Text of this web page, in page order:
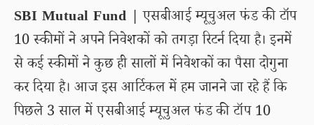
SBI Mutual Fund | एसबीआई म्यूचुअल फंड की टॉप
10 स्कीमों ने अपने निवेशकों को तगड़ा रिटर्न दिया है। इनमें
से कई स्कीमों ने कुछ ही सालों में निवेशकों का पैसा दोगुना
कर दिया है। आज इस आर्टिकल में हम जानने जा रहे हैं कि
पिछले 3 साल में एसबीआई म्यूचुअल फंड की टॉप 10